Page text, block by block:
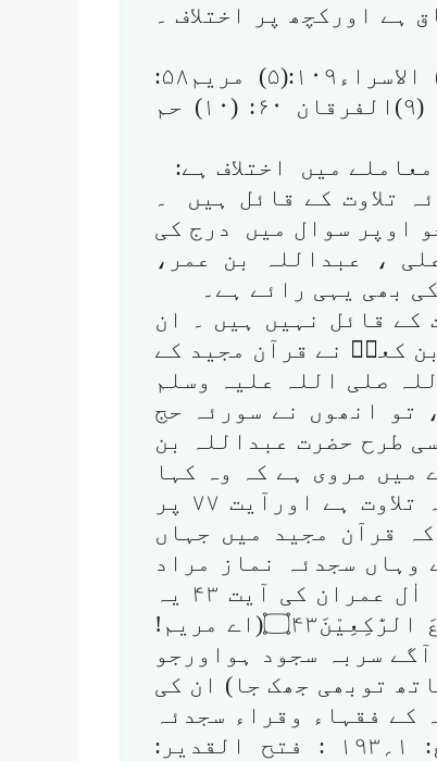
ہے اورکچھ پر اختلاف ۔
(۱)الاعراف۲۰۶:(۲) الرعد۱۵:(۳)النحل۵۰:(۴) الاسراء۱۰۹:(۵) مریم۵۸:
(۶) الحج ۱۸: (۷)النمل ۲۷: (۸)السجدۃ ۱۵: (۹)الفرقان ۶۰: (۱۰) حم
میں اختلاف ہے:
تلاوت کے قائل ہیں ۔
اوپر سوال میں درج کی
، عبداللہ بن عمر،
بھی یہی رائے ہے۔
کے قائل نہیں ہیں ۔ ان
کعبؓ نے قرآن مجید کے
صلی اللہ علیہ وسلم
تو انھوں نے سورئہ حج
نمبر ۱۸) بتایا۔ اسی طرح حضرت عبداللہ بن
مروی ہے کہ وہ کہا
کرتے تھے کہ سورئہ حج کی آیت ۱۸ پرسجدہ تلاوت ہے اورآیت ۷۷ پر
قرآن مجید میں جہاں
وہاں سجدئہ نماز مراد
ہوتا ہے ، سجدئہ تلاو ت نہیں ۔مثلاً سورئہ اٰل عمران کی آیت ۴۳ یہ
ہے :يٰمَرْيَمُ اقْنُتِىْ لِرَبِّكِ وَاسْجُدِيْ وَارْكَعِيْ مَعَ الرّٰكِعِيْنَ۝۴۳(اے مریم!
سربہ سجود ہواورجو
توبھی جھک جا) ان کی
ہے کہ الحج ۔۷۷ پرمدینہ کے فقہاء وقراء سجدئہ
تلاوت نہیں کرتے تھے۔ (بدائع الصنائع: ۱؍۱۹۳ : فتح القدیر: